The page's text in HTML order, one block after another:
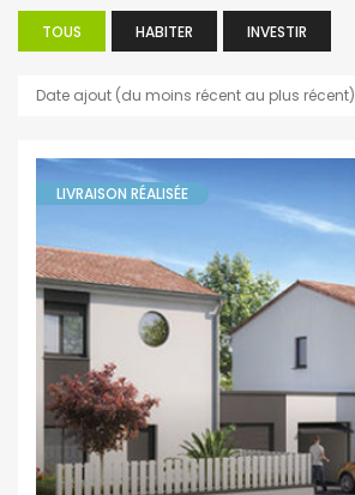
TOUS HABITER INVESTIR
Date ajout (du moins récent au plus récent)
LIVRAISON RÉALISÉE